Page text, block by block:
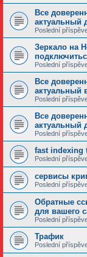
Все
актуальный
Poslední
Зеркало на
Poslední
Все
актуальный
Poslední
Все
актуальный
Poslední
fast indexing
Poslední
сервисы
Poslední
Обратные
для вашего
Poslední
Трафик
Poslední